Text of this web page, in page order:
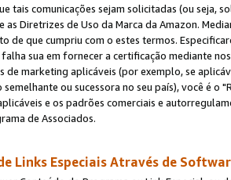
tais comunicações sejam solicitadas (ou seja,
as Diretrizes de Uso da Marca da Amazon.
de que cumpriu com o estes termos.
sua em fornecer a certificação mediante
de marketing aplicáveis (por exemplo, se
ou sucessora no seu país), você é o
e os padrões comerciais e
de Associados.
Links Especiais Através de